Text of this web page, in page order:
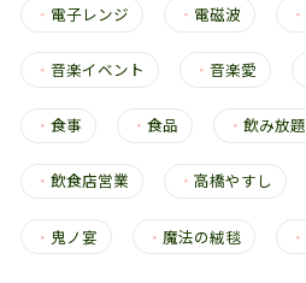
・ 電子レンジ ・ 電磁波 ・
・ 音楽イベント ・音楽愛
・ 食事 ・食品 ・飲み放題
・ 飲食店営業 ・高橋やすし
・ 鬼ノ宴 ・ 魔法の絨毯 ・